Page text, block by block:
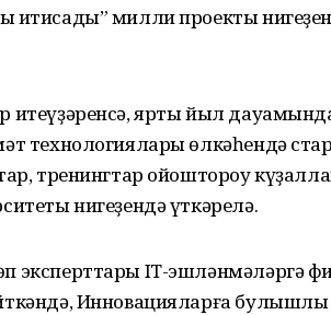
милли проекты
итеүҙәренсә, ярты йыл
технологиялары өлкәһендә
тренингтар ойоштороу
нигеҙендә үткәрелә.
эксперттары IT-эшләнмәләргә
Инновацияларға булышлыҡ